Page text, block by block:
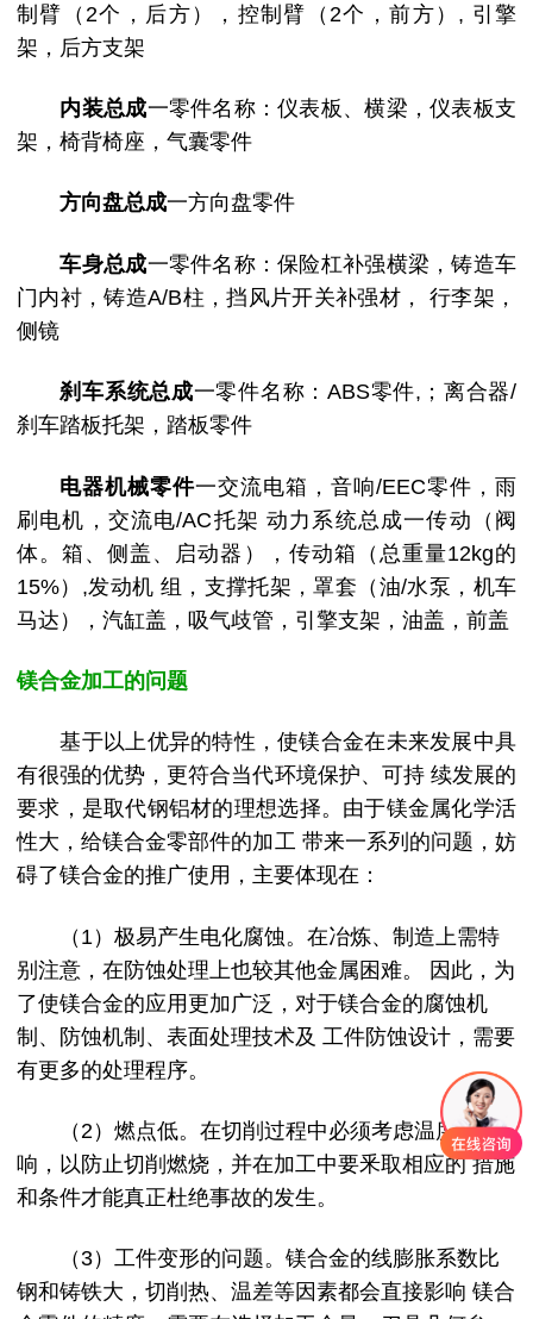
制臂（2个，后方），控制臂（2个，前方）, 引擎
架，后方支架
内装总成一零件名称：仪表板、横梁，仪表板支
架，椅背椅座，气囊零件
方向盘总成一方向盘零件
车身总成一零件名称：保险杠补强横梁，铸造车
门内衬，铸造A/B柱，挡风片开关补强材， 行李架，
侧镜
刹车系统总成一零件名称：ABS零件,；离合器/
刹车踏板托架，踏板零件
电器机械零件一交流电箱，音响/EEC零件，雨
刷电机，交流电/AC托架 动力系统总成一传动（阀
体。箱、侧盖、启动器），传动箱（总重量12kg的
15%）,发动机 组，支撑托架，罩套（油/水泵，机车
马达），汽缸盖，吸气歧管，引擎支架，油盖，前盖
镁合金加工的问题
基于以上优异的特性，使镁合金在未来发展中具
有很强的优势，更符合当代环境保护、可持 续发展的
要求，是取代钢铝材的理想选择。由于镁金属化学活
性大，给镁合金零部件的加工 带来一系列的问题，妨
碍了镁合金的推广使用，主要体现在：
（1）极易产生电化腐蚀。在冶炼、制造上需特
别注意，在防蚀处理上也较其他金属困难。 因此，为
了使镁合金的应用更加广泛，对于镁合金的腐蚀机
制、防蚀机制、表面处理技术及 工件防蚀设计，需要
有更多的处理程序。
（2）燃点低。在切削过程中必须考虑温度的影
响，以防止切削燃烧，并在加工中要釆取相应的 措施
和条件才能真正杜绝事故的发生。
（3）工件变形的问题。镁合金的线膨胀系数比
钢和铸铁大，切削热、温差等因素都会直接影响 镁合